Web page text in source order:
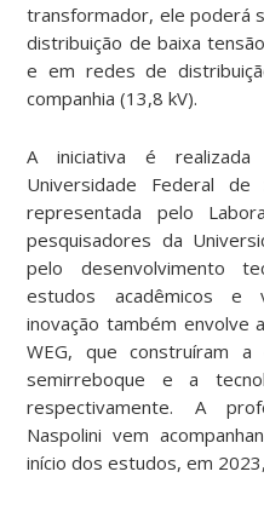
transformador, ele poderá
distribuição de baixa
e em redes de
companhia (13,8 kV).
A iniciativa é
Universidade Federal de
representada pelo
pesquisadores da
pelo desenvolvimento
estudos acadêmicos e
inovação também envolve
WEG, que construíram a
semirreboque e a
respectivamente. A
Naspolini vem
início dos estudos, em